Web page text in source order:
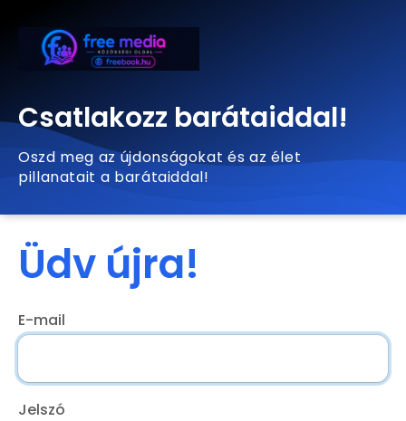
Csatlakozz barátaiddal!
Oszd meg az újdonságokat és az élet
pillanatait a barátaiddal!
Üdv újra!
E-mail
Jelszó